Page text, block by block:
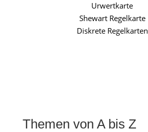
Urwertkarte
Shewart Regelkarte
Diskrete Regelkarten
Themen von A bis Z